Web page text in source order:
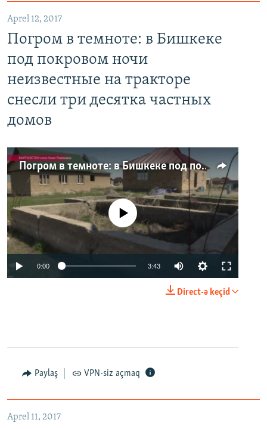
Aprel 12, 2017
Погром в темноте: в Бишкеке
под покровом ночи
неизвестные на тракторе
снесли три десятка частных
домов
Погром в темноте: в Бишкеке под покровом ночи неизвестные на тракторе снесли три десятка частных домов
No media source currently available
0:00 3:43
Direct-ə keçid
Paylaş VPN-siz açmaq
Aprel 11, 2017